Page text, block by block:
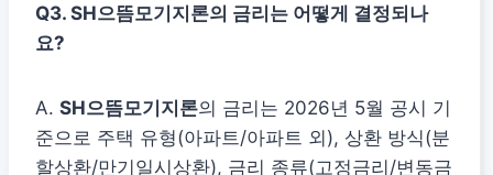
Q3. SH으뜸모기지론의 금리는 어떻게 결정되나
요?
A. SH으뜸모기지론의 금리는 2026년 5월 공시 기
준으로 주택 유형(아파트/아파트 외), 상환 방식(분
할상환/만기일시상환), 금리 종류(고정금리/변동금